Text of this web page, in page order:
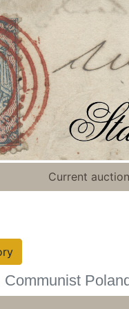
Current
Communist